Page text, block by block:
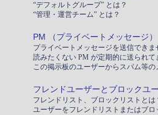
“デフォルトグループ” とは？
“管理・運営チーム” とは？
PM （プライベートメッセージ）
プライベートメッセージを送信できま
読みたくない PM が定期的に送られて
この掲示板のユーザーからスパム等
フレンドユーザーとブロックユ
フレンドリスト、ブロックリストとは
ユーザーをフレンドリストまたはブ